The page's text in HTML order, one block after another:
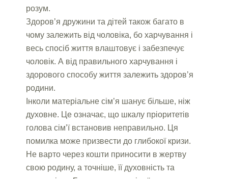
розум.
Здоров’я дружини та дітей також багато в
чому залежить від чоловіка, бо харчування і
весь спосіб життя влаштовує і забезпечує
чоловік. А від правильного харчування і
здорового способу життя залежить здоров’я
родини.
Інколи матеріальне сім’я шанує більше, ніж
духовне. Це означає, що шкалу пріоритетів
голова сім’ї встановив неправильно. Ця
помилка може призвести до глибокої кризи.
Не варто через кошти приносити в жертву
свою родину, а точніше, її духовність та